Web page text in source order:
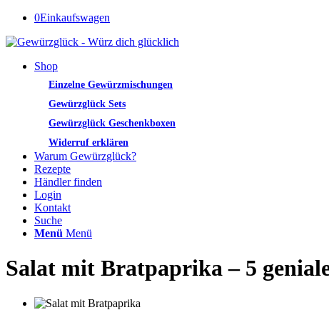
0Einkaufswagen
Shop
Einzelne Gewürzmischungen
Gewürzglück Sets
Gewürzglück Geschenkboxen
Widerruf erklären
Warum Gewürzglück?
Rezepte
Händler finden
Login
Kontakt
Suche
Menü Menü
Salat mit Bratpaprika – 5